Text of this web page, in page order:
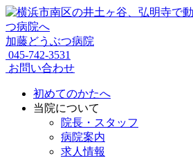
加藤どうぶつ病院
045-742-3531
お問い合わせ
初めてのかたへ
当院について
院長・スタッフ
病院案内
求人情報